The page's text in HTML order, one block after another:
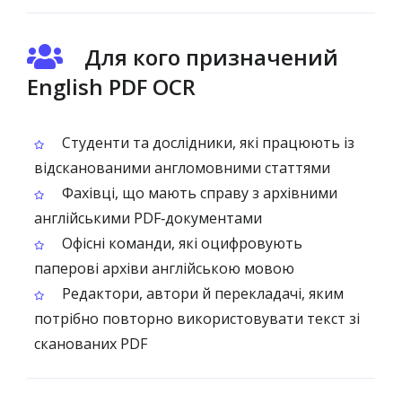
Для кого призначений
English PDF OCR
Студенти та дослідники, які працюють із
відсканованими англомовними статтями
Фахівці, що мають справу з архівними
англійськими PDF‑документами
Офісні команди, які оцифровують
паперові архіви англійською мовою
Редактори, автори й перекладачі, яким
потрібно повторно використовувати текст зі
сканованих PDF